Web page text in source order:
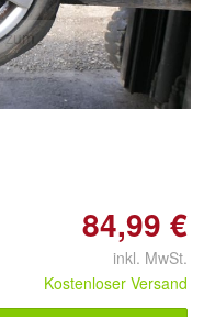
zum
84,99 €
inkl. MwSt.
Kostenloser Versand